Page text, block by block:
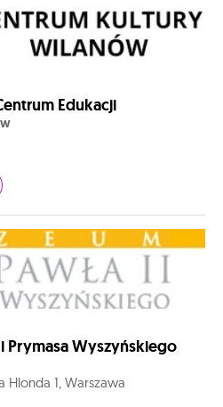
Edukacji
Prymasa Wyszyńskiego
Hlonda 1, Warszawa